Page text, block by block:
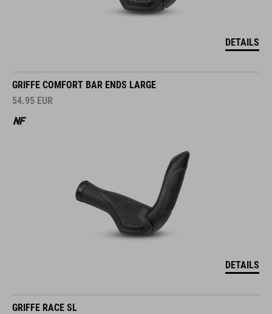
DETAILS
GRIFFE COMFORT BAR ENDS LARGE
54.95 EUR
DETAILS
GRIFFE RACE SL